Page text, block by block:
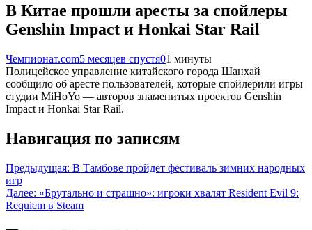
В Китае прошли аресты за спойлеры
Genshin Impact и Honkai Star Rail
Чемпионат.com5 месяцев спустя01 минуты
Полицейское управление китайского города Шанхай
сообщило об аресте пользователей, которые спойлерили игры
студии MiHoYo — авторов знаменитых проектов Genshin
Impact и Honkai Star Rail.
Навигация по записям
Предыдущая: В Тамбове пройдет фестиваль зимних народных
игр
Далее: «Брутально и страшно»: игроки хвалят Resident Evil 9:
Requiem в Steam